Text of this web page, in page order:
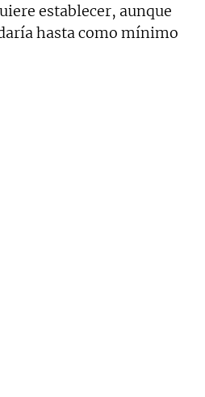
establecer, aunque
hasta como mínimo